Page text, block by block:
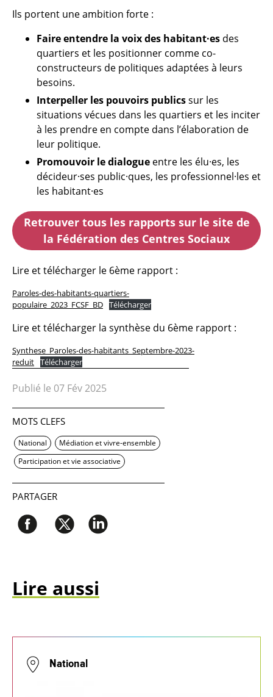
Ils portent une ambition forte :
Faire entendre la voix des habitant·es des
quartiers et les positionner comme co-
constructeurs de politiques adaptées à leurs
besoins.
Interpeller les pouvoirs publicssur les
situations vécues dans les quartiers et les inciter
à les prendre en compte dans l’élaboration de
leur politique.
Promouvoir le dialogue entre les élu·es, les
décideur·ses public·ques, les professionnel·les et
les habitant·es
Retrouver tous les rapports sur le site de
la Fédération des Centres Sociaux
Lire et télécharger le 6ème rapport :
Paroles-des-habitants-quartiers-
populaire_2023_FCSF_BD Télécharger
Lire et télécharger la synthèse du 6ème rapport :
Synthese_Paroles-des-habitants_Septembre-2023-
reduit Télécharger
Publié le 07 Fév 2025
MOTS CLEFS
National
Médiation et vivre-ensemble
Participation et vie associative
PARTAGER
Lire aussi
National